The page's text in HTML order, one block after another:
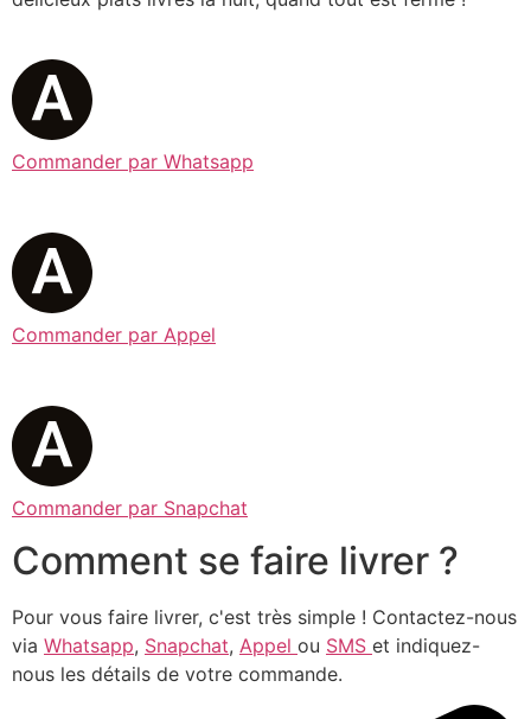
Commander par Whatsapp
Commander par Appel
Commander par Snapchat
Comment se faire livrer ?
Pour vous faire livrer, c'est très simple ! Contactez-nous
via Whatsapp, Snapchat, Appel ou SMS et indiquez-
nous les détails de votre commande.